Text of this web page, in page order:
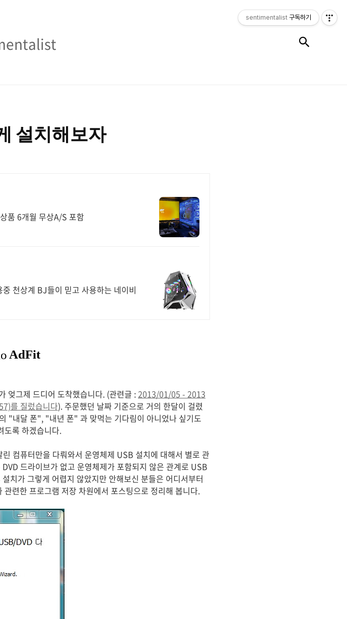
설치해보자
품 6개월 무상A/S 포함
천상계 BJ들이 믿고 사용하는 네이비
엊그제 드디어 도착했습니다. (관련글 :2013/01/05 - 2013
를 질렀습니다). 주문했던 날짜 기준으로 거의 한달이 걸렸
"내달 폰", "내년 폰" 과 맞먹는 기다림이 아니었나 싶기도
도록 하겠습니다.
컴퓨터만을 다뤄와서 운영체제 USB 설치에 대해서 별로 관
드라이브가 없고 운영체제가 포함되지 않은 관계로 USB
치가 그렇게 어렵지 않았지만 안해보신 분들은 어디서부터
련한 프로그램 저장 차원에서 포스팅으로 정리해 봅니다.
sentimentalist 구독하기